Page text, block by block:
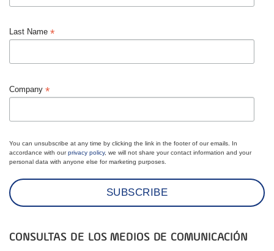
Last Name *
Company *
You can unsubscribe at any time by clicking the link in the footer of our emails. In
accordance with ourprivacy policy, we will not share your contact information and your
personal data with anyone else for marketing purposes.
CONSULTAS DE LOS MEDIOS DE COMUNICACIÓN